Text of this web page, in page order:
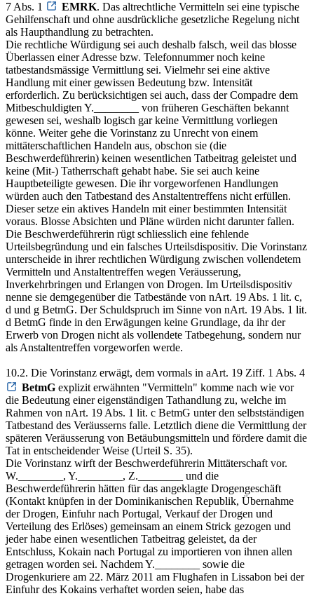
7 Abs. 1 EMRK. Das altrechtliche Vermitteln sei eine typische
Gehilfenschaft und ohne ausdrückliche gesetzliche Regelung nicht
als Haupthandlung zu betrachten.
Die rechtliche Würdigung sei auch deshalb falsch, weil das blosse
Überlassen einer Adresse bzw. Telefonnummer noch keine
tatbestandsmässige Vermittlung sei. Vielmehr sei eine aktive
Handlung mit einer gewissen Bedeutung bzw. Intensität
erforderlich. Zu berücksichtigen sei auch, dass der Compadre dem
Mitbeschuldigten Y.________ von früheren Geschäften bekannt
gewesen sei, weshalb logisch gar keine Vermittlung vorliegen
könne. Weiter gehe die Vorinstanz zu Unrecht von einem
mittäterschaftlichen Handeln aus, obschon sie (die
Beschwerdeführerin) keinen wesentlichen Tatbeitrag geleistet und
keine (Mit-) Tatherrschaft gehabt habe. Sie sei auch keine
Hauptbeteiligte gewesen. Die ihr vorgeworfenen Handlungen
würden auch den Tatbestand des Anstaltentreffens nicht erfüllen.
Dieser setze ein aktives Handeln mit einer bestimmten Intensität
voraus. Blosse Absichten und Pläne würden nicht darunter fallen.
Die Beschwerdeführerin rügt schliesslich eine fehlende
Urteilsbegründung und ein falsches Urteilsdispositiv. Die Vorinstanz
unterscheide in ihrer rechtlichen Würdigung zwischen vollendetem
Vermitteln und Anstaltentreffen wegen Veräusserung,
Inverkehrbringen und Erlangen von Drogen. Im Urteilsdispositiv
nenne sie demgegenüber die Tatbestände von nArt. 19 Abs. 1 lit. c,
d und g BetmG. Der Schuldspruch im Sinne von nArt. 19 Abs. 1 lit.
d BetmG finde in den Erwägungen keine Grundlage, da ihr der
Erwerb von Drogen nicht als vollendete Tatbegehung, sondern nur
als Anstaltentreffen vorgeworfen werde.
10.2. Die Vorinstanz erwägt, dem vormals in aArt. 19 Ziff. 1 Abs. 4
BetmG explizit erwähnten "Vermitteln" komme nach wie vor
die Bedeutung einer eigenständigen Tathandlung zu, welche im
Rahmen von nArt. 19 Abs. 1 lit. c BetmG unter den selbstständigen
Tatbestand des Veräusserns falle. Letztlich diene die Vermittlung der
späteren Veräusserung von Betäubungsmitteln und fördere damit die
Tat in entscheidender Weise (Urteil S. 35).
Die Vorinstanz wirft der Beschwerdeführerin Mittäterschaft vor.
W.________, Y.________, Z.________ und die
Beschwerdeführerin hätten für das angeklagte Drogengeschäft
(Kontakt knüpfen in der Dominikanischen Republik, Übernahme
der Drogen, Einfuhr nach Portugal, Verkauf der Drogen und
Verteilung des Erlöses) gemeinsam an einem Strick gezogen und
jeder habe einen wesentlichen Tatbeitrag geleistet, da der
Entschluss, Kokain nach Portugal zu importieren von ihnen allen
getragen worden sei. Nachdem Y.________ sowie die
Drogenkuriere am 22. März 2011 am Flughafen in Lissabon bei der
Einfuhr des Kokains verhaftet worden seien, habe das